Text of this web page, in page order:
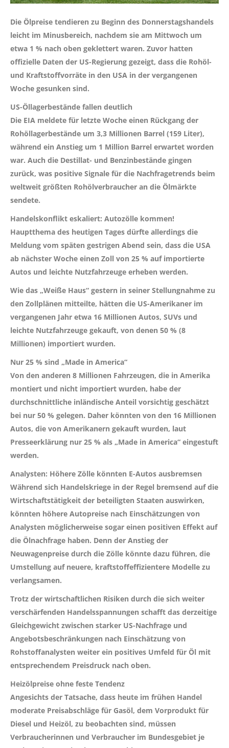
Die Ölpreise tendieren zu Beginn des Donnerstagshandels
leicht im Minusbereich, nachdem sie am Mittwoch um
etwa 1 % nach oben geklettert waren. Zuvor hatten
offizielle Daten der US-Regierung gezeigt, dass die Rohöl-
und Kraftstoffvorräte in den USA in der vergangenen
Woche gesunken sind.
US-Öllagerbestände fallen deutlich
Die EIA meldete für letzte Woche einen Rückgang der
Rohöllagerbestände um 3,3 Millionen Barrel (159 Liter),
während ein Anstieg um 1 Million Barrel erwartet worden
war. Auch die Destillat- und Benzinbestände gingen
zurück, was positive Signale für die Nachfragetrends beim
weltweit größten Rohölverbraucher an die Ölmärkte
sendete.
Handelskonflikt eskaliert: Autozölle kommen!
Hauptthema des heutigen Tages dürfte allerdings die
Meldung vom späten gestrigen Abend sein, dass die USA
ab nächster Woche einen Zoll von 25 % auf importierte
Autos und leichte Nutzfahrzeuge erheben werden.
Wie das „Weiße Haus“ gestern in seiner Stellungnahme zu
den Zollplänen mitteilte, hätten die US-Amerikaner im
vergangenen Jahr etwa 16 Millionen Autos, SUVs und
leichte Nutzfahrzeuge gekauft, von denen 50 % (8
Millionen) importiert wurden.
Nur 25 % sind „Made in America“
Von den anderen 8 Millionen Fahrzeugen, die in Amerika
montiert und nicht importiert wurden, habe der
durchschnittliche inländische Anteil vorsichtig geschätzt
bei nur 50 % gelegen. Daher könnten von den 16 Millionen
Autos, die von Amerikanern gekauft wurden, laut
Presseerklärung nur 25 % als „Made in America“ eingestuft
werden.
Analysten: Höhere Zölle könnten E-Autos ausbremsen
Während sich Handelskriege in der Regel bremsend auf die
Wirtschaftstätigkeit der beteiligten Staaten auswirken,
könnten höhere Autopreise nach Einschätzungen von
Analysten möglicherweise sogar einen positiven Effekt auf
die Ölnachfrage haben. Denn der Anstieg der
Neuwagenpreise durch die Zölle könnte dazu führen, die
Umstellung auf neuere, kraftstoffeffizientere Modelle zu
verlangsamen.
Trotz der wirtschaftlichen Risiken durch die sich weiter
verschärfenden Handelsspannungen schafft das derzeitige
Gleichgewicht zwischen starker US-Nachfrage und
Angebotsbeschränkungen nach Einschätzung von
Rohstoffanalysten weiter ein positives Umfeld für Öl mit
entsprechendem Preisdruck nach oben.
Heizölpreise ohne feste Tendenz
Angesichts der Tatsache, dass heute im frühen Handel
moderate Preisabschläge für Gasöl, dem Vorprodukt für
Diesel und Heizöl, zu beobachten sind, müssen
Verbraucherinnen und Verbraucher im Bundesgebiet je